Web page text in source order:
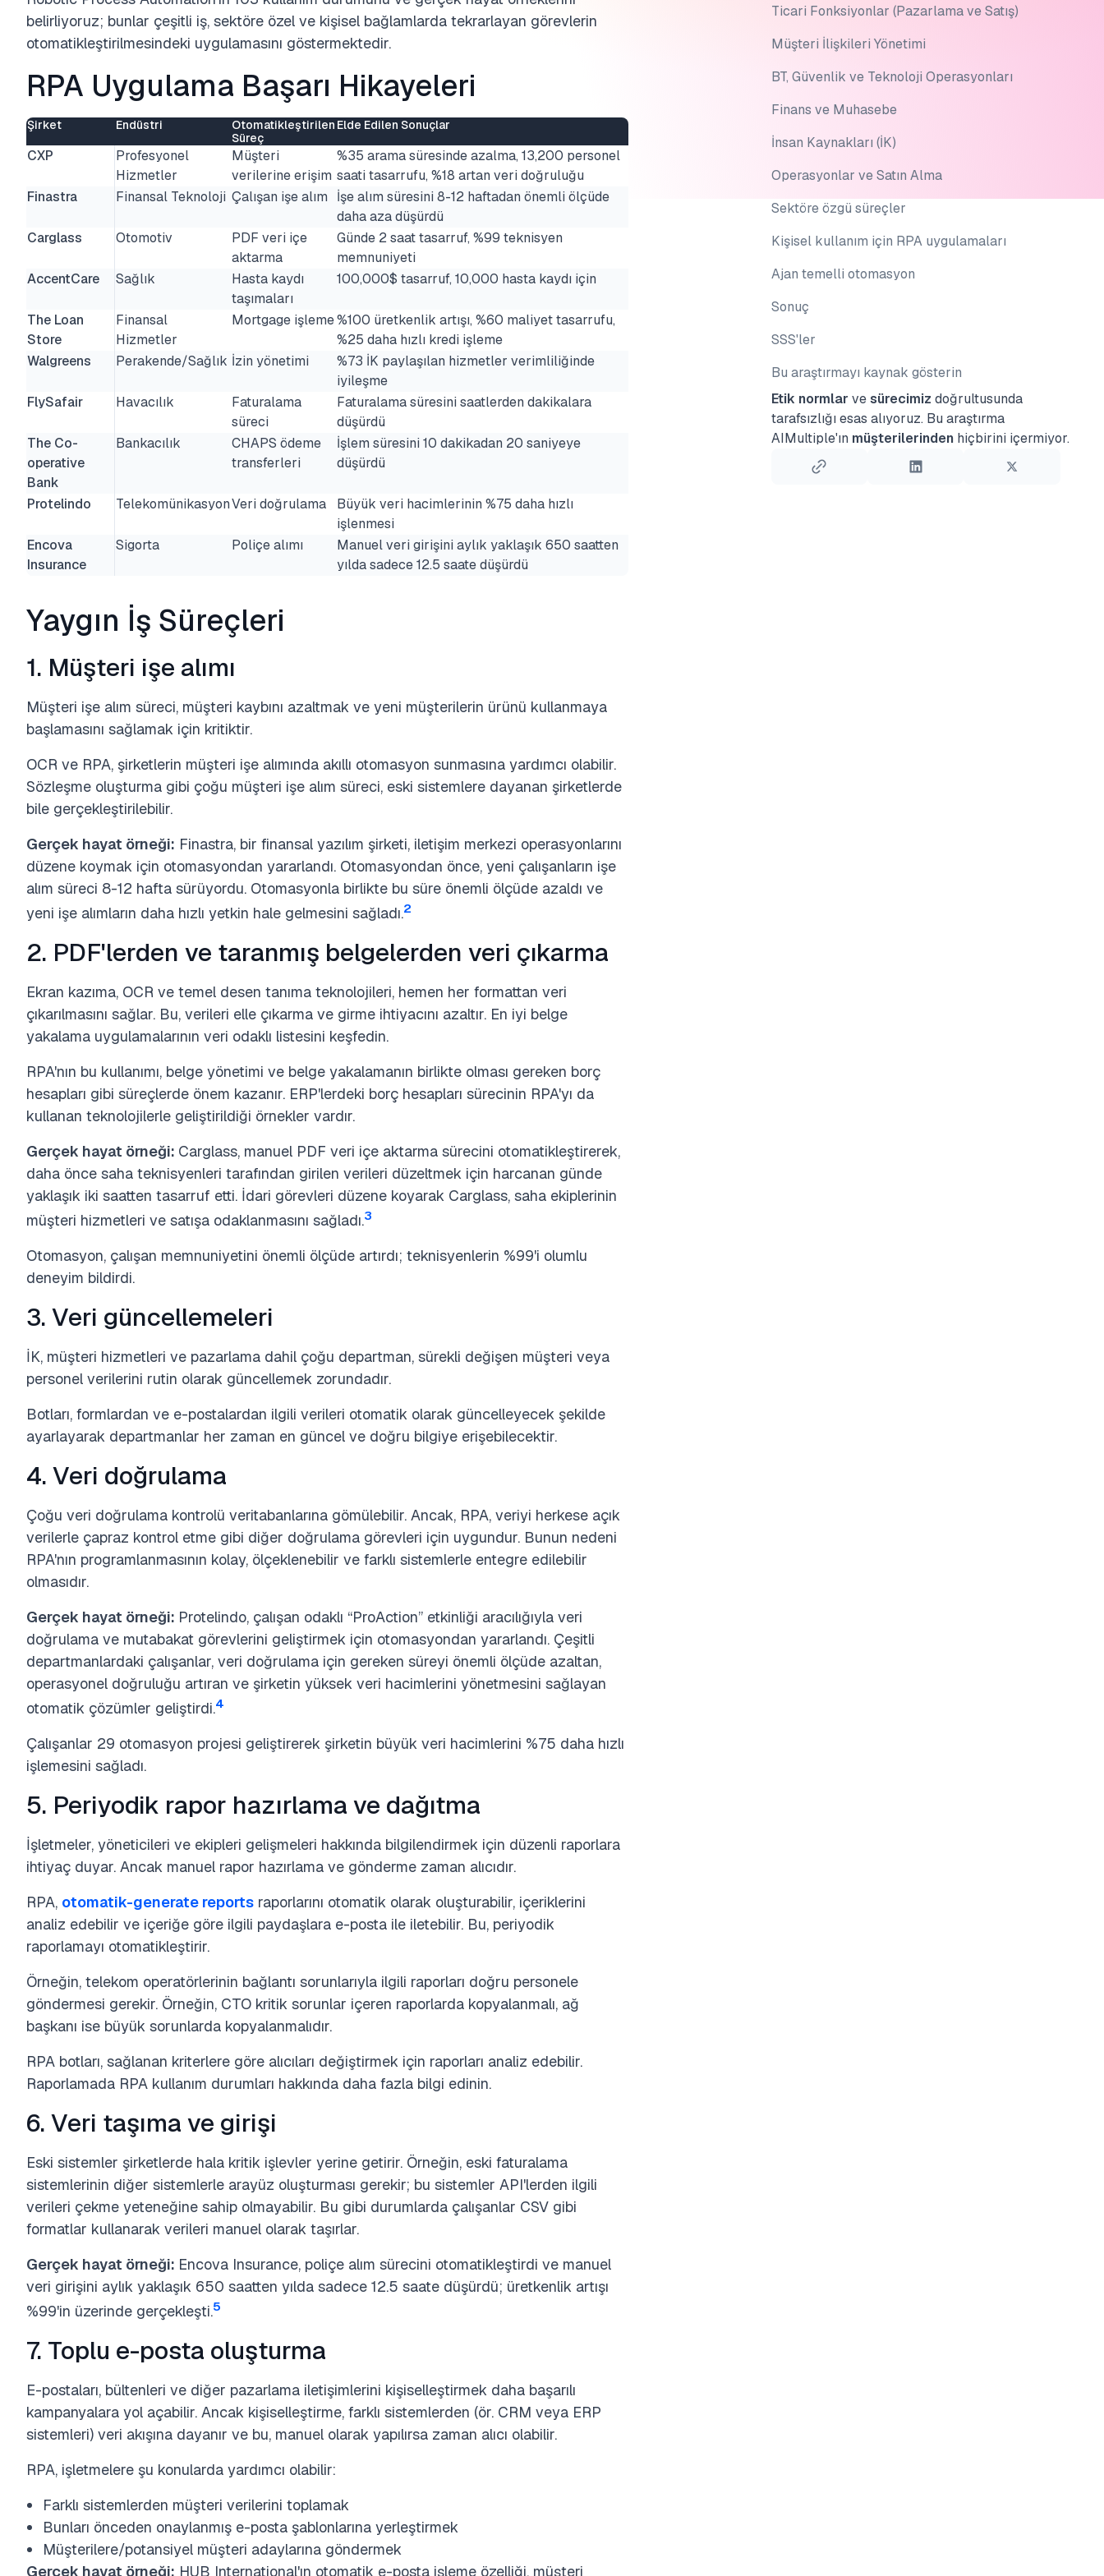
belirliyoruz; bunlar çeşitli iş, sektöre özel ve kişisel bağlamlarda tekrarlayan görevlerin
otomatikleştirilmesindeki uygulamasını göstermektedir.
RPA Uygulama Başarı Hikayeleri
Şirket Endüstri
Otomatikleştirilen
Süreç
Elde Edilen Sonuçlar
CXP
Profesyonel
Hizmetler
Müşteri
verilerine erişim
%35 arama süresinde azalma, 13,200 personel
saati tasarrufu, %18 artan veri doğruluğu
Finastra
Finansal Teknoloji Çalışan işe alım
İşe alım süresini 8-12 haftadan önemli ölçüde
daha aza düşürdü
Carglass
Otomotiv
PDF veri içe
aktarma
Günde 2 saat tasarruf, %99 teknisyen
memnuniyeti
AccentCare
Sağlık
Hasta kaydı
taşımaları
100,000$ tasarruf, 10,000 hasta kaydı için
The Loan
Store
Finansal
Hizmetler
Mortgage işleme%100 üretkenlik artışı, %60 maliyet tasarrufu,
%25 daha hızlı kredi işleme
Walgreens
Perakende/Sağlık İzin yönetimi
%73 İK paylaşılan hizmetler verimliliğinde
iyileşme
FlySafair
Havacılık
Faturalama
süreci
Faturalama süresini saatlerden dakikalara
düşürdü
The Co-
operative
Bank
Bankacılık
CHAPS ödeme
transferleri
İşlem süresini 10 dakikadan 20 saniyeye
düşürdü
Protelindo TelekomünikasyonVeri doğrulama
Büyük veri hacimlerinin %75 daha hızlı
işlenmesi
Encova
Insurance
Sigorta Poliçe alımı
Manuel veri girişini aylık yaklaşık 650 saatten
yılda sadece 12.5 saate düşürdü
Yaygın İş Süreçleri
1. Müşteri işe alımı
Müşteri işe alım süreci, müşteri kaybını azaltmak ve yeni müşterilerin ürünü kullanmaya
başlamasını sağlamak için kritiktir.
OCR ve RPA, şirketlerin müşteri işe alımında akıllı otomasyon sunmasına yardımcı olabilir.
Sözleşme oluşturma gibi çoğu müşteri işe alım süreci, eski sistemlere dayanan şirketlerde
bile gerçekleştirilebilir.
Gerçek hayat örneği: Finastra, bir finansal yazılım şirketi, iletişim merkezi operasyonlarını
düzene koymak için otomasyondan yararlandı. Otomasyondan önce, yeni çalışanların işe
alım süreci 8-12 hafta sürüyordu. Otomasyonla birlikte bu süre önemli ölçüde azaldı ve
yeni işe alımların daha hızlı yetkin hale gelmesini sağladı.2
2. PDF'lerden ve taranmış belgelerden veri çıkarma
Ekran kazıma, OCR ve temel desen tanıma teknolojileri, hemen her formattan veri
çıkarılmasını sağlar. Bu, verileri elle çıkarma ve girme ihtiyacını azaltır. En iyi belge
yakalama uygulamalarının veri odaklı listesini keşfedin.
RPA'nın bu kullanımı, belge yönetimi ve belge yakalamanın birlikte olması gereken borç
hesapları gibi süreçlerde önem kazanır. ERP'lerdeki borç hesapları sürecinin RPA'yı da
kullanan teknolojilerle geliştirildiği örnekler vardır.
Gerçek hayat örneği: Carglass, manuel PDF veri içe aktarma sürecini otomatikleştirerek,
daha önce saha teknisyenleri tarafından girilen verileri düzeltmek için harcanan günde
yaklaşık iki saatten tasarruf etti. İdari görevleri düzene koyarak Carglass, saha ekiplerinin
müşteri hizmetleri ve satışa odaklanmasını sağladı.3
Otomasyon, çalışan memnuniyetini önemli ölçüde artırdı; teknisyenlerin %99'i olumlu
deneyim bildirdi.
3. Veri güncellemeleri
İK, müşteri hizmetleri ve pazarlama dahil çoğu departman, sürekli değişen müşteri veya
personel verilerini rutin olarak güncellemek zorundadır.
Botları, formlardan ve e-postalardan ilgili verileri otomatik olarak güncelleyecek şekilde
ayarlayarak departmanlar her zaman en güncel ve doğru bilgiye erişebilecektir.
4. Veri doğrulama
Çoğu veri doğrulama kontrolü veritabanlarına gömülebilir. Ancak, RPA, veriyi herkese açık
verilerle çapraz kontrol etme gibi diğer doğrulama görevleri için uygundur. Bunun nedeni
RPA'nın programlanmasının kolay, ölçeklenebilir ve farklı sistemlerle entegre edilebilir
olmasıdır.
Gerçek hayat örneği: Protelindo, çalışan odaklı “ProAction” etkinliği aracılığıyla veri
doğrulama ve mutabakat görevlerini geliştirmek için otomasyondan yararlandı. Çeşitli
departmanlardaki çalışanlar, veri doğrulama için gereken süreyi önemli ölçüde azaltan,
operasyonel doğruluğu artıran ve şirketin yüksek veri hacimlerini yönetmesini sağlayan
otomatik çözümler geliştirdi.4
Çalışanlar 29 otomasyon projesi geliştirerek şirketin büyük veri hacimlerini %75 daha hızlı
işlemesini sağladı.
5. Periyodik rapor hazırlama ve dağıtma
İşletmeler, yöneticileri ve ekipleri gelişmeleri hakkında bilgilendirmek için düzenli raporlara
ihtiyaç duyar. Ancak manuel rapor hazırlama ve gönderme zaman alıcıdır.
RPA, otomatik-generate reports raporlarını otomatik olarak oluşturabilir, içeriklerini
analiz edebilir ve içeriğe göre ilgili paydaşlara e-posta ile iletebilir. Bu, periyodik
raporlamayı otomatikleştirir.
Örneğin, telekom operatörlerinin bağlantı sorunlarıyla ilgili raporları doğru personele
göndermesi gerekir. Örneğin, CTO kritik sorunlar içeren raporlarda kopyalanmalı, ağ
başkanı ise büyük sorunlarda kopyalanmalıdır.
RPA botları, sağlanan kriterlere göre alıcıları değiştirmek için raporları analiz edebilir.
Raporlamada RPA kullanım durumları hakkında daha fazla bilgi edinin.
6. Veri taşıma ve girişi
Eski sistemler şirketlerde hala kritik işlevler yerine getirir. Örneğin, eski faturalama
sistemlerinin diğer sistemlerle arayüz oluşturması gerekir; bu sistemler API'lerden ilgili
verileri çekme yeteneğine sahip olmayabilir. Bu gibi durumlarda çalışanlar CSV gibi
formatlar kullanarak verileri manuel olarak taşırlar.
Gerçek hayat örneği: Encova Insurance, poliçe alım sürecini otomatikleştirdi ve manuel
veri girişini aylık yaklaşık 650 saatten yılda sadece 12.5 saate düşürdü; üretkenlik artışı
%99'in üzerinde gerçekleşti.5
7. Toplu e-posta oluşturma
E-postaları, bültenleri ve diğer pazarlama iletişimlerini kişiselleştirmek daha başarılı
kampanyalara yol açabilir. Ancak kişiselleştirme, farklı sistemlerden (ör. CRM veya ERP
sistemleri) veri akışına dayanır ve bu, manuel olarak yapılırsa zaman alıcı olabilir.
RPA, işletmelere şu konularda yardımcı olabilir:
Farklı sistemlerden müşteri verilerini toplamak
Bunları önceden onaylanmış e-posta şablonlarına yerleştirmek
Müşterilere/potansiyel müşteri adaylarına göndermek
Gerçek hayat örneği: HUB International'ın otomatik e-posta işleme özelliği, müşteri
Ticari Fonksiyonlar (Pazarlama ve Satış)
Müşteri İlişkileri Yönetimi
BT, Güvenlik ve Teknoloji Operasyonları
Finans ve Muhasebe
İnsan Kaynakları (İK)
Operasyonlar ve Satın Alma
Sektöre özgü süreçler
Kişisel kullanım için RPA uygulamaları
Ajan temelli otomasyon
Sonuç
SSS'ler
Bu araştırmayı kaynak gösterin
Etik normlar vesürecimiz doğrultusunda
tarafsızlığı esas alıyoruz. Bu araştırma
AIMultiple'ın müşterilerindenhiçbirini içermiyor.